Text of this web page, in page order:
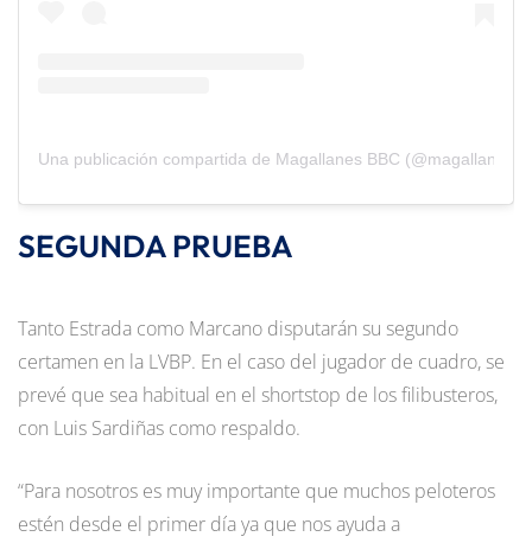
Una publicación compartida de Magallanes BBC
SEGUNDA PRUEBA
Tanto Estrada como Marcano disputarán su segundo
certamen en la LVBP. En el caso del jugador de cuadro, se
prevé que sea habitual en el shortstop de los filibusteros,
con Luis Sardiñas como respaldo.
“Para nosotros es muy importante que muchos peloteros
estén desde el primer día ya que nos ayuda a